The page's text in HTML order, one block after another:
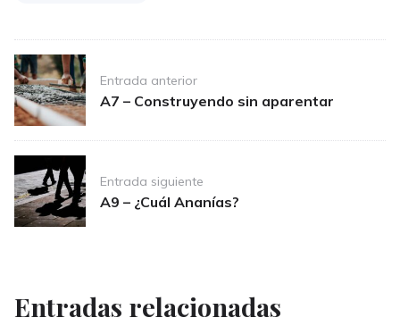
Post
navigationEntrada anterior
A7 – Construyendo sin aparentar
Entrada siguiente
A9 – ¿Cuál Ananías?
Entradas relacionadas